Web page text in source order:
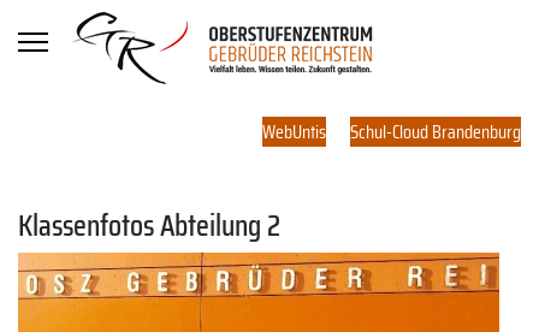
WebUntis Schul-Cloud Brandenburg
Klassenfotos Abteilung 2